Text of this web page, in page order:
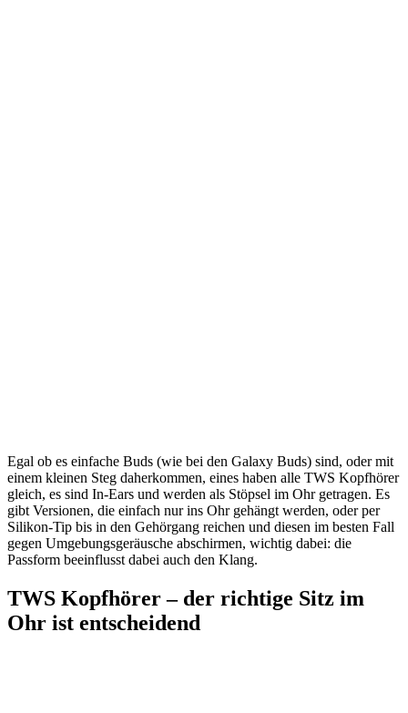
Egal ob es einfache Buds (wie bei den Galaxy Buds) sind, oder mit
einem kleinen Steg daherkommen, eines haben alle TWS Kopfhörer
gleich, es sind In-Ears und werden als Stöpsel im Ohr getragen. Es
gibt Versionen, die einfach nur ins Ohr gehängt werden, oder per
Silikon-Tip bis in den Gehörgang reichen und diesen im besten Fall
gegen Umgebungsgeräusche abschirmen, wichtig dabei: die
Passform beeinflusst dabei auch den Klang.
TWS Kopfhörer – der richtige Sitz im
Ohr ist entscheidend